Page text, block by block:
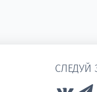
СЛЕДУЙ
Link